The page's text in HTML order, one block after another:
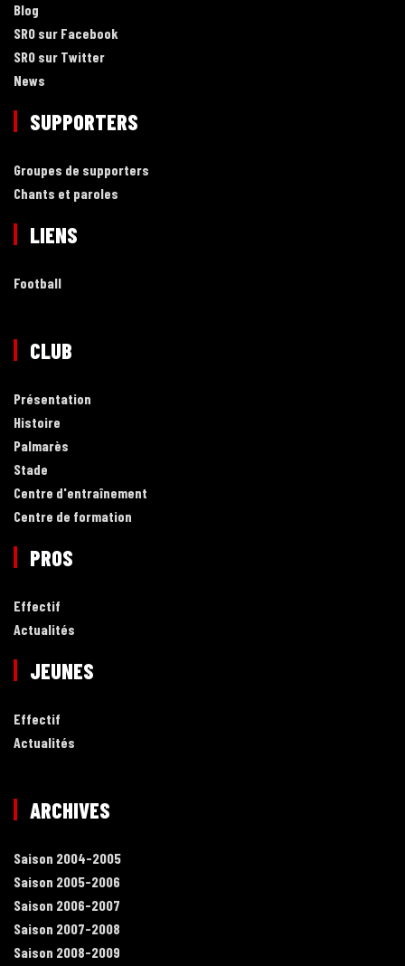
Blog
SRO sur Facebook
SRO sur Twitter
News
SUPPORTERS
Groupes de supporters
Chants et paroles
LIENS
Football
CLUB
Présentation
Histoire
Palmarès
Stade
Centre d'entraînement
Centre de formation
PROS
Effectif
Actualités
JEUNES
Effectif
Actualités
ARCHIVES
Saison 2004-2005
Saison 2005-2006
Saison 2006-2007
Saison 2007-2008
Saison 2008-2009